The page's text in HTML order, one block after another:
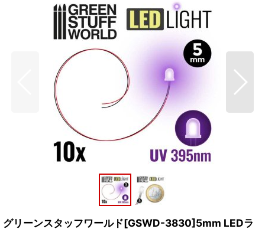
グリーンスタッフワールド[GSWD-3830]5mm LEDラ